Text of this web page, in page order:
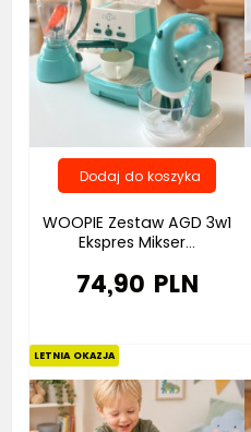
WOOPIE Zestaw AGD 3w1
Ekspres Mikser...
74,90 PLN
LETNIA OKAZJA